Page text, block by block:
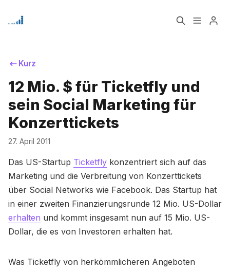
Home
Signup
Bitte geben Sie mindestens 3 Zeichen ein
Kurz
12 Mio. $ für Ticketfly und
sein Social Marketing für
Konzerttickets
27. April 2011
Das US-Startup Ticketfly konzentriert sich auf das
Marketing und die Verbreitung von Konzerttickets
über Social Networks wie Facebook. Das Startup hat
in einer zweiten Finanzierungsrunde 12 Mio. US-Dollar
erhalten und kommt insgesamt nun auf 15 Mio. US-
Dollar, die es von Investoren erhalten hat.
Was Ticketfly von herkömmlicheren Angeboten